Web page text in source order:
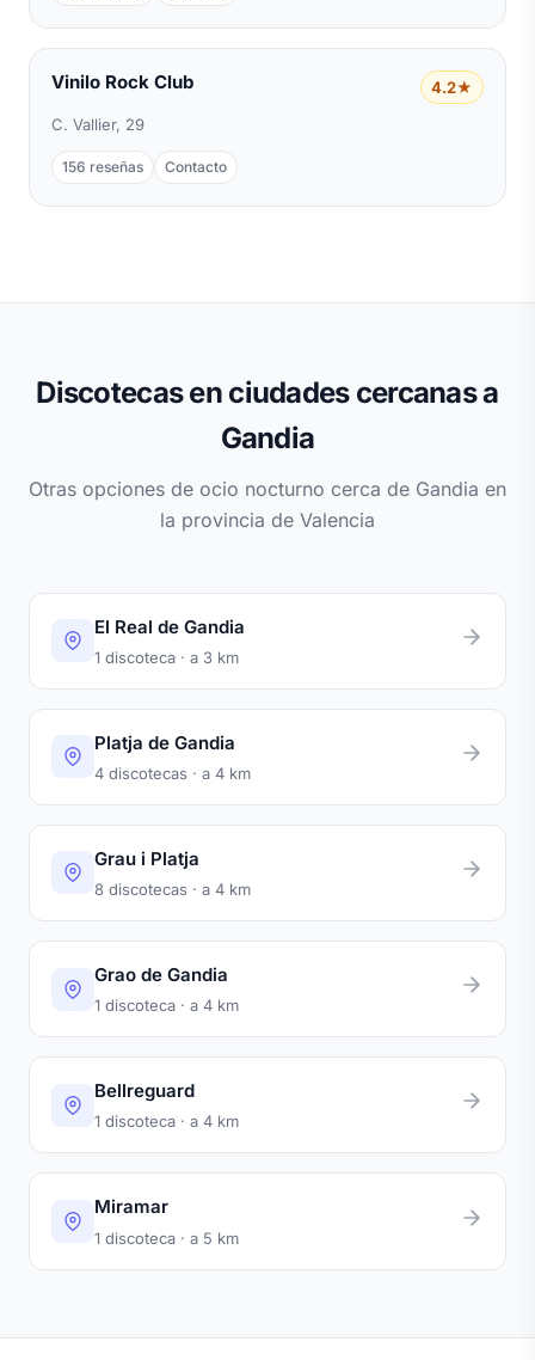
Vinilo Rock Club
4.2★
C. Vallier, 29
156 reseñas Contacto
Discotecas en ciudades cercanas a
Gandia
Otras opciones de ocio nocturno cerca de Gandia en
la provincia de Valencia
El Real de Gandia
1 discoteca · a 3 km
Platja de Gandia
4 discotecas · a 4 km
Grau i Platja
8 discotecas · a 4 km
Grao de Gandia
1 discoteca · a 4 km
Bellreguard
1 discoteca · a 4 km
Miramar
1 discoteca · a 5 km